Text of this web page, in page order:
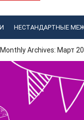
НЕСТАНДАРТНЫЕ
Monthly Archives: Март